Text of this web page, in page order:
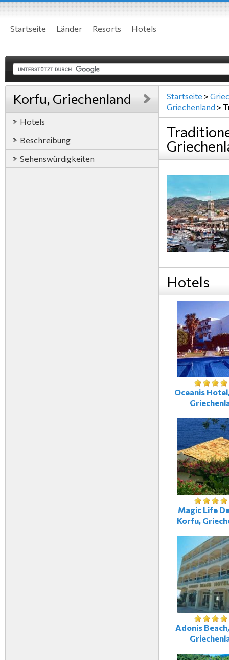
Startseite Länder Resorts Hotels
Korfu, Griechenland
Hotels
Beschreibung
Sehenswürdigkeiten
Startseite >
Griechenland >
Hotels
Oceanis
Magic Life
Korfu,
Adonis